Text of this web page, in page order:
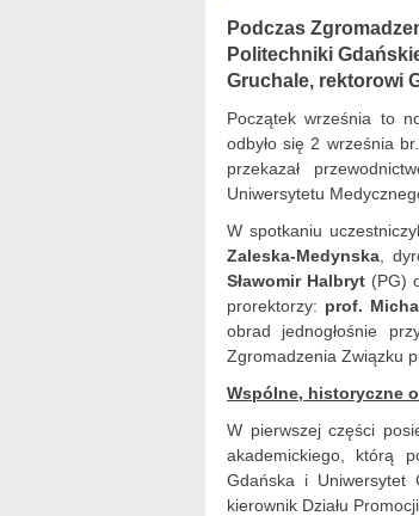
Podczas
Politechniki
Gruchale, rektorowi
Początek września to
odbyło się 2 września
przekazał
Uniwersytetu
W spotkaniu
Zaleska-Medynska ,
Sławomir Halbryt (PG)
prorektorzy: prof.
obrad jednogłośnie
Zgromadzenia Związku
Wspólne, historyczne
W pierwszej części
akademickiego, którą
Gdańska i Uniwersytet
kierownik Działu